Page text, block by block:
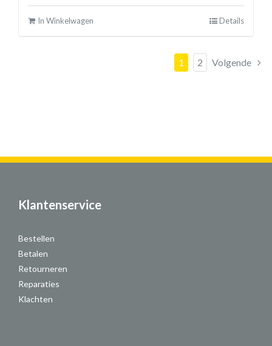
In Winkelwagen Details
1 2 Volgende
Klantenservice
Bestellen
Betalen
Retourneren
Reparaties
Klachten